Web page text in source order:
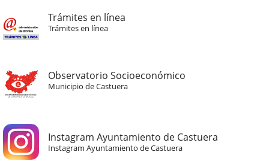
Trámites en línea
Trámites en línea
Observatorio Socioeconómico
Municipio de Castuera
Instagram Ayuntamiento de Castuera
Instagram Ayuntamiento de Castuera